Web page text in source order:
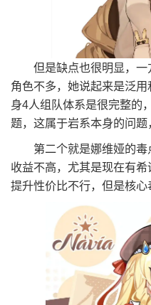
但是缺点也很明显，一
角色不多，她说起来是泛
身4人组队体系是很完整的
题，这属于岩系本身的问题
第二个就是娜维娅的毒
收益不高，尤其是现在有
提升性价比不行，但是核心